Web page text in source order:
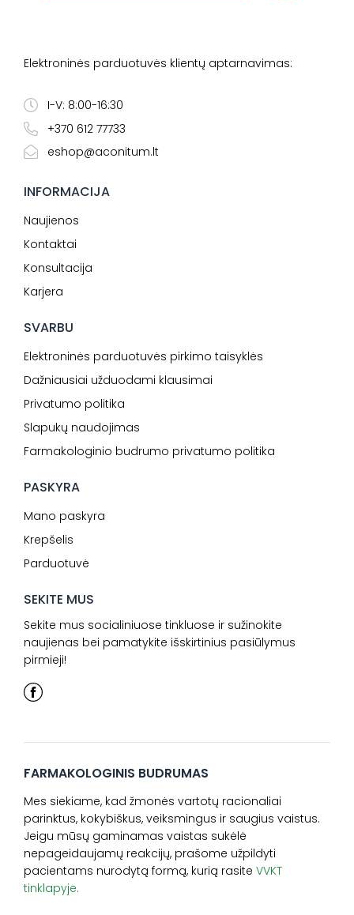
Elektroninės parduotuvės klientų aptarnavimas:
I-V: 8:00-16:30
+370 612 77733
eshop@aconitum.lt
INFORMACIJA
Naujienos
Kontaktai
Konsultacija
Karjera
SVARBU
Elektroninės parduotuvės pirkimo taisyklės
Dažniausiai užduodami klausimai
Privatumo politika
Slapukų naudojimas
Farmakologinio budrumo privatumo politika
PASKYRA
Mano paskyra
Krepšelis
Parduotuvė
SEKITE MUS
Sekite mus socialiniuose tinkluose ir sužinokite
naujienas bei pamatykite išskirtinius pasiūlymus
pirmieji!
FARMAKOLOGINIS BUDRUMAS
Mes siekiame, kad žmonės vartotų racionaliai
parinktus, kokybiškus, veiksmingus ir saugius vaistus.
Jeigu mūsų gaminamas vaistas sukėlė
nepageidaujamų reakcijų, prašome užpildyti
pacientams nurodytą formą, kurią rasite VVKT
tinklapyje.